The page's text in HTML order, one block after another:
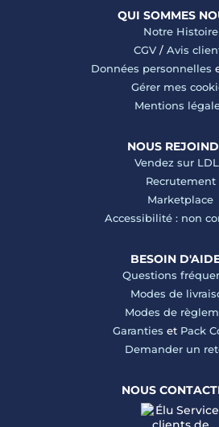
QUI SOMMES
Notre Histoire
CGV/ Avis
Données personnelles
Gérer mes
Mentions
NOUS
Vendez sur
Recrutement
Marketplace
Accessibilité : non
BESOIN
Questions
Modes de
Modes de
Garanties et Pack
Demander un
NOUS